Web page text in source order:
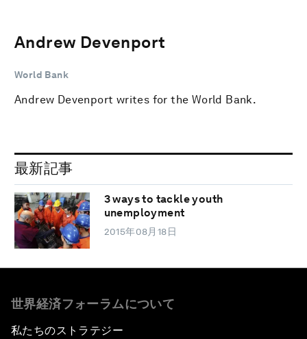
Andrew Devenport
World Bank
Andrew Devenport writes for the World Bank.
最新記事
3 ways to tackle youth
unemployment
2015年08月18日
世界経済フォーラムについて
私たちのストラテジー